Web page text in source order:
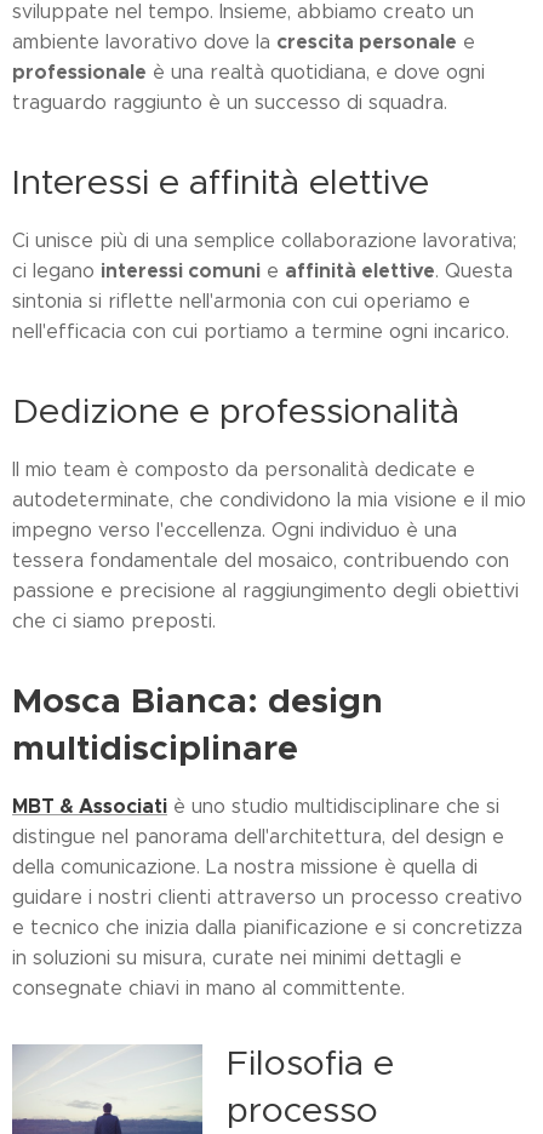
sviluppate nel tempo. Insieme, abbiamo creato un
ambiente lavorativo dove la crescita personale e
professionale è una realtà quotidiana, e dove ogni
traguardo raggiunto è un successo di squadra.
Interessi e affinità elettive
Ci unisce più di una semplice collaborazione lavorativa;
ci legano interessi comuni e affinità elettive. Questa
sintonia si riflette nell'armonia con cui operiamo e
nell'efficacia con cui portiamo a termine ogni incarico.
Dedizione e professionalità
Il mio team è composto da personalità dedicate e
autodeterminate, che condividono la mia visione e il mio
impegno verso l'eccellenza. Ogni individuo è una
tessera fondamentale del mosaico, contribuendo con
passione e precisione al raggiungimento degli obiettivi
che ci siamo preposti.
Mosca Bianca: design
multidisciplinare
MBT & Associati è uno studio multidisciplinare che si
distingue nel panorama dell'architettura, del design e
della comunicazione. La nostra missione è quella di
guidare i nostri clienti attraverso un processo creativo
e tecnico che inizia dalla pianificazione e si concretizza
in soluzioni su misura, curate nei minimi dettagli e
consegnate chiavi in mano al committente.
Filosofia e
processo